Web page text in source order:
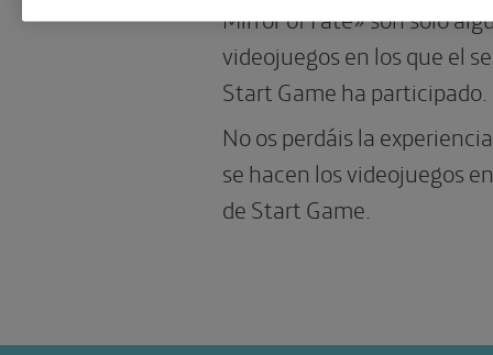
Mirror of Fate» son sólo
videojuegos en los que el
Start Game ha participado.
No os perdáis la
se hacen los videojuegos
de Start Game.